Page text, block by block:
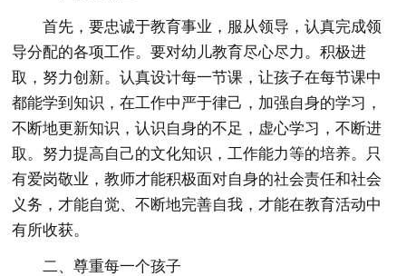
首先，要忠诚于教育事业，服从领导，认真完成领
导分配的各项工作。要对幼儿教育尽心尽力。积极进
取，努力创新。认真设计每一节课，让孩子在每节课中
都能学到知识，在工作中严于律己，加强自身的学习，
不断地更新知识，认识自身的不足，虚心学习，不断进
取。努力提高自己的文化知识，工作能力等的培养。只
有爱岗敬业，教师才能积极面对自身的社会责任和社会
义务，才能自觉、不断地完善自我，才能在教育活动中
有所收获。
二、尊重每一个孩子